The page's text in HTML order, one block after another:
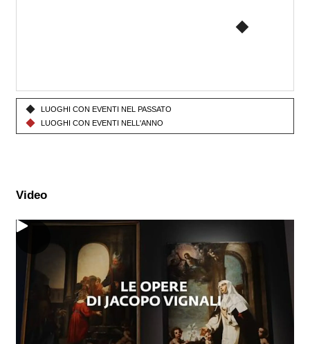
LUOGHI CON EVENTI NEL PASSATO
LUOGHI CON EVENTI NELL'ANNO
Video